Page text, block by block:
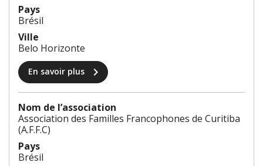
Pays
Brésil
Ville
Belo Horizonte
En savoir plus chevron_right
Nom de l’association
Association des Familles Francophones de Curitiba
(A.F.F.C)
Pays
Brésil